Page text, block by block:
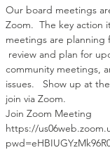
Our board meetings
Zoom.  The key action
meetings are planning
review and plan for
community meetings,
issues.   Show up at
join via Zoom.
Join Zoom Meeting
https://